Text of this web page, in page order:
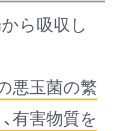
ら吸収し
悪玉菌の繁
有害物質を